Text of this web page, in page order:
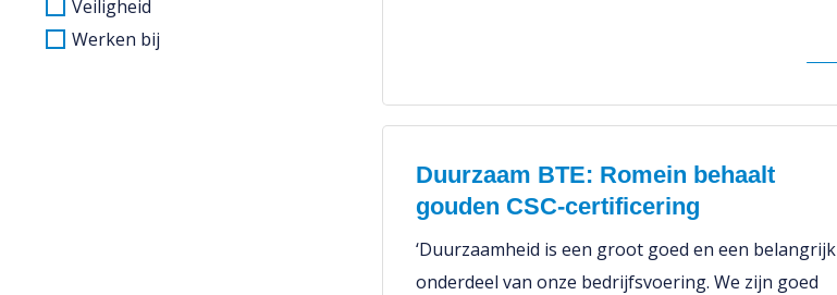
Veiligheid
Werken bij
Duurzaam BTE: Romein behaalt
gouden CSC-certificering
‘Duurzaamheid is een groot goed en een belangrijk
onderdeel van onze bedrijfsvoering. We zijn goed